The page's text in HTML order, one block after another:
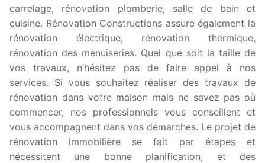
carrelage, rénovation plomberie, salle de bain et
cuisine. Rénovation Constructions assure également la
rénovation électrique, rénovation thermique,
rénovation des menuiseries. Quel que soit la taille de
vos travaux, n’hésitez pas de faire appel à nos
services. Si vous souhaitez réaliser des travaux de
rénovation dans votre maison mais ne savez pas où
commencer, nos professionnels vous conseillent et
vous accompagnent dans vos démarches. Le projet de
rénovation immobilière se fait par étapes et
nécessitent une bonne planification, et des